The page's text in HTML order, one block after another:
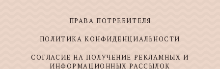
ПРАВА ПОТРЕБИТЕЛЯ
ПОЛИТИКА КОНФИДЕНЦИАЛЬНОСТИ
СОГЛАСИЕ НА ПОЛУЧЕНИЕ РЕКЛАМНЫХ И
ИНФОРМАЦИОННЫХ РАССЫЛОК